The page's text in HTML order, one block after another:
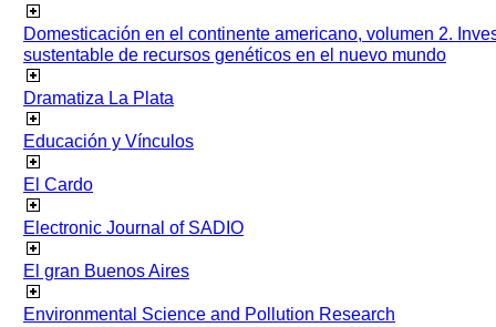
Domesticación en el continente americano, volumen 2.
sustentable de recursos genéticos en el nuevo mundo
Dramatiza La Plata
Educación y Vínculos
El Cardo
Electronic Journal of SADIO
El gran Buenos Aires
Environmental Science and Pollution Research